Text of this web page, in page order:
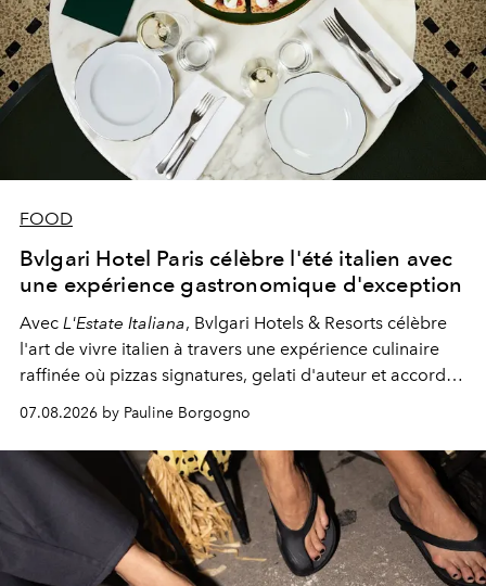
FOOD
Bvlgari Hotel Paris célèbre l'été italien avec
une expérience gastronomique d'exception
Avec L'Estate Italiana, Bvlgari Hotels & Resorts célèbre
l'art de vivre italien à travers une expérience culinaire
raffinée où pizzas signatures, gelati d'auteur et accords
07.08.2026 by Pauline Borgogno